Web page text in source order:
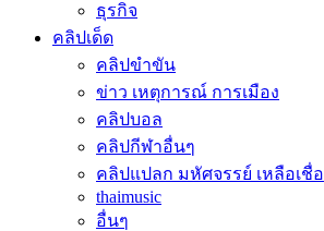
ธุรกิจ
คลิปเด็ด
คลิปขำขัน
ข่าว เหตุการณ์ การเมือง
คลิปบอล
คลิปกีฬาอื่นๆ
คลิปแปลก มหัศจรรย์ เหลือเชื่อ
thaimusic
อื่นๆ